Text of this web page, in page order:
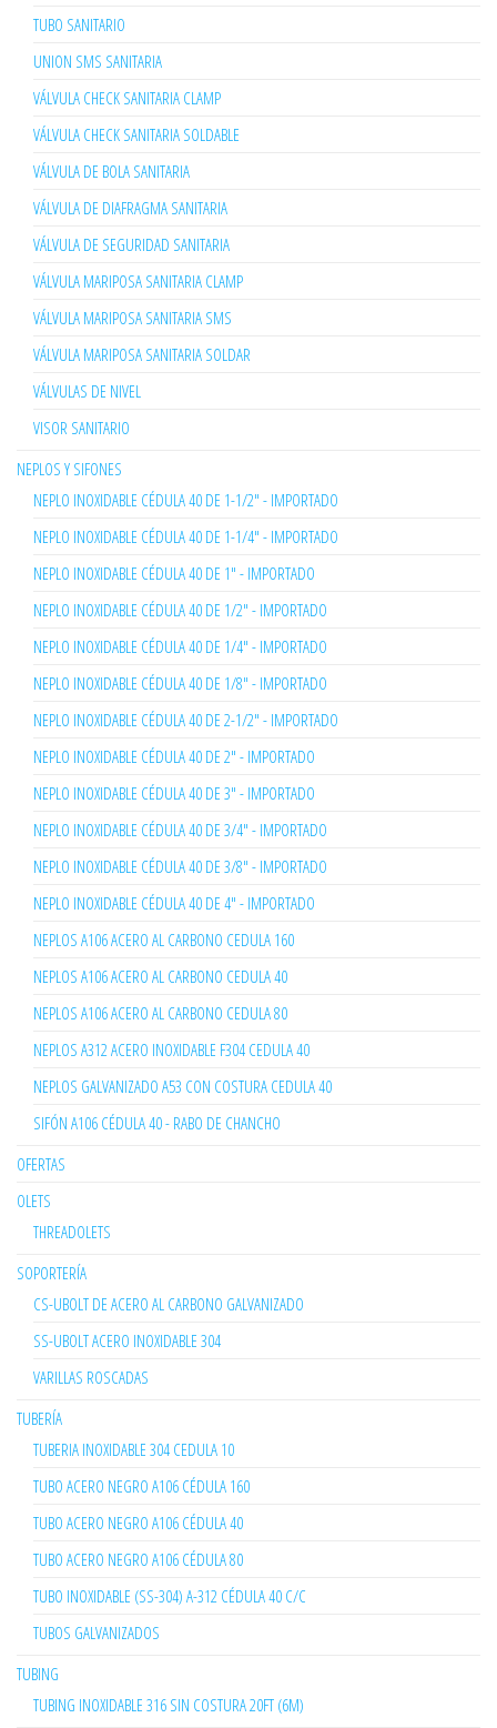
TUBO SANITARIO
UNION SMS SANITARIA
VÁLVULA CHECK SANITARIA CLAMP
VÁLVULA CHECK SANITARIA SOLDABLE
VÁLVULA DE BOLA SANITARIA
VÁLVULA DE DIAFRAGMA SANITARIA
VÁLVULA DE SEGURIDAD SANITARIA
VÁLVULA MARIPOSA SANITARIA CLAMP
VÁLVULA MARIPOSA SANITARIA SMS
VÁLVULA MARIPOSA SANITARIA SOLDAR
VÁLVULAS DE NIVEL
VISOR SANITARIO
NEPLOS Y SIFONES
NEPLO INOXIDABLE CÉDULA 40 DE 1-1/2" - IMPORTADO
NEPLO INOXIDABLE CÉDULA 40 DE 1-1/4" - IMPORTADO
NEPLO INOXIDABLE CÉDULA 40 DE 1" - IMPORTADO
NEPLO INOXIDABLE CÉDULA 40 DE 1/2" - IMPORTADO
NEPLO INOXIDABLE CÉDULA 40 DE 1/4" - IMPORTADO
NEPLO INOXIDABLE CÉDULA 40 DE 1/8" - IMPORTADO
NEPLO INOXIDABLE CÉDULA 40 DE 2-1/2" - IMPORTADO
NEPLO INOXIDABLE CÉDULA 40 DE 2" - IMPORTADO
NEPLO INOXIDABLE CÉDULA 40 DE 3" - IMPORTADO
NEPLO INOXIDABLE CÉDULA 40 DE 3/4" - IMPORTADO
NEPLO INOXIDABLE CÉDULA 40 DE 3/8" - IMPORTADO
NEPLO INOXIDABLE CÉDULA 40 DE 4" - IMPORTADO
NEPLOS A106 ACERO AL CARBONO CEDULA 160
NEPLOS A106 ACERO AL CARBONO CEDULA 40
NEPLOS A106 ACERO AL CARBONO CEDULA 80
NEPLOS A312 ACERO INOXIDABLE F304 CEDULA 40
NEPLOS GALVANIZADO A53 CON COSTURA CEDULA 40
SIFÓN A106 CÉDULA 40 - RABO DE CHANCHO
OFERTAS
OLETS
THREADOLETS
SOPORTERÍA
CS-UBOLT DE ACERO AL CARBONO GALVANIZADO
SS-UBOLT ACERO INOXIDABLE 304
VARILLAS ROSCADAS
TUBERÍA
TUBERIA INOXIDABLE 304 CEDULA 10
TUBO ACERO NEGRO A106 CÉDULA 160
TUBO ACERO NEGRO A106 CÉDULA 40
TUBO ACERO NEGRO A106 CÉDULA 80
TUBO INOXIDABLE (SS-304) A-312 CÉDULA 40 C/C
TUBOS GALVANIZADOS
TUBING
TUBING INOXIDABLE 316 SIN COSTURA 20FT (6M)